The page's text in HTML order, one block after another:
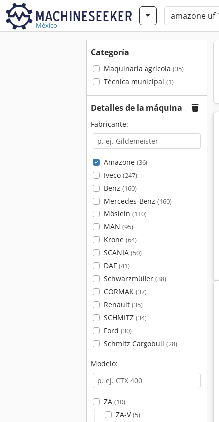
México
Categoría
Maquinaria agrícola (35)
Técnica municipal (1)
Detalles de la máquina
Fabricante:
Amazone (36)
Iveco (247)
Benz (160)
Mercedes-Benz (160)
Möslein (110)
MAN (95)
Krone (64)
SCANIA (50)
DAF (41)
Schwarzmüller (38)
CORMAK (37)
Renault (35)
SCHMITZ (34)
Ford (30)
Schmitz Cargobull (28)
Modelo:
ZA (10)
ZA-V(5)